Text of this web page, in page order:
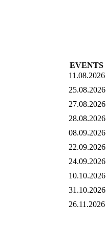
EVENTS
11.08.2026
25.08.2026
27.08.2026
28.08.2026
08.09.2026
22.09.2026
24.09.2026
10.10.2026
31.10.2026
26.11.2026